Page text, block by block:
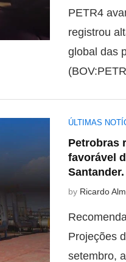
PETR4
registrou
global das
ÚLTIMAS
Petrobras
favorável
Santander.
by Ricardo
Projeções
setembro,